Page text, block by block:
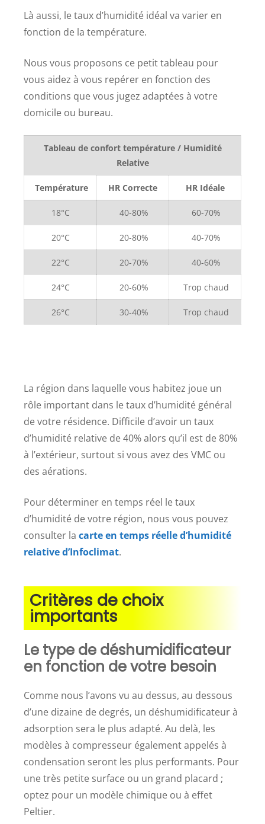
Là aussi, le taux d’humidité idéal va varier en
fonction de la température.
Nous vous proposons ce petit tableau pour
vous aidez à vous repérer en fonction des
conditions que vous jugez adaptées à votre
domicile ou bureau.
Tableau de confort température / Humidité
Relative
Température HR Correcte HR Idéale
18°C 40-80% 60-70%
20°C 20-80% 40-70%
22°C 20-70% 40-60%
24°C 20-60% Trop chaud
26°C 30-40% Trop chaud
La région dans laquelle vous habitez joue un
rôle important dans le taux d’humidité général
de votre résidence. Difficile d’avoir un taux
d’humidité relative de 40% alors qu’il est de 80%
à l’extérieur, surtout si vous avez des VMC ou
des aérations.
Pour déterminer en temps réel le taux
d’humidité de votre région, nous vous pouvez
consulter la carte en temps réelle d’humidité
relative d’Infoclimat.
Critères de choix
importants
Le type de déshumidificateur
en fonction de votre besoin
Comme nous l’avons vu au dessus, au dessous
d’une dizaine de degrés, un déshumidificateur à
adsorption sera le plus adapté. Au delà, les
modèles à compresseur également appelés à
condensation seront les plus performants. Pour
une très petite surface ou un grand placard ;
optez pour un modèle chimique ou à effet
Peltier.